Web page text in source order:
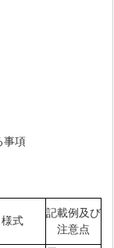
事項
様式
記載例及び
注意点